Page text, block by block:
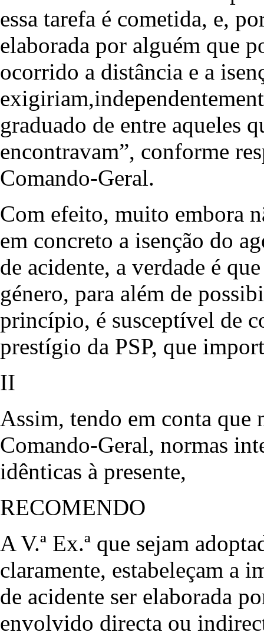
essa tarefa é cometida, e,
elaborada por alguém que
ocorrido a distância e a
graduado de entre aqueles
encontravam”, conforme
Comando-Geral.
Com efeito, muito embora
em concreto a isenção do
de acidente, a verdade é
género, para além de
princípio, é susceptível de
prestígio da PSP, que
II
Assim, tendo em conta que
Comando-Geral, normas
idênticas à presente,
RECOMENDO
A V.ª Ex.ª que sejam
claramente, estabeleçam a
de acidente ser elaborada
envolvido directa ou